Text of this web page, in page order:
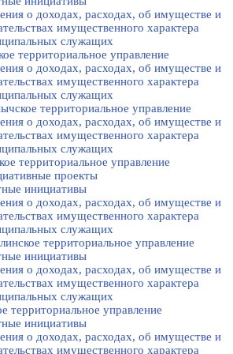
о доходах, расходах, об имуществе и
имущественного характера
служащих
территориальное управление
о доходах, расходах, об имуществе и
имущественного характера
служащих
территориальное управление
о доходах, расходах, об имуществе и
имущественного характера
служащих
территориальное управление
проекты
инициативы
о доходах, расходах, об имуществе и
имущественного характера
служащих
территориальное управление
инициативы
о доходах, расходах, об имуществе и
имущественного характера
служащих
территориальное управление
инициативы
о доходах, расходах, об имуществе и
имущественного характера